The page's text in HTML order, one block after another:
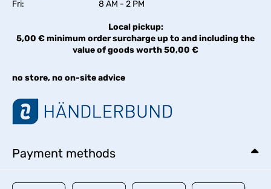
Fri:
8 AM - 2 PM
Local pickup:
5,00 € minimum order surcharge up to and including the
value of goods worth 50,00 €
no store, no on-site advice
Payment methods